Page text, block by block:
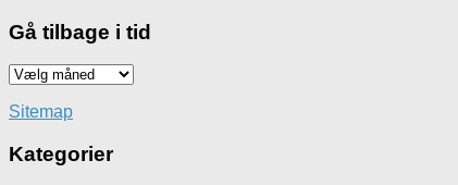
Gå tilbage i tid
Gå
iSitemap
Kategorier